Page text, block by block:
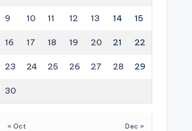
9 10 11 12 13 14 15
16 17 18 19 20 21 22
23 24 25 26 27 28 29
30
« Oct Dec »